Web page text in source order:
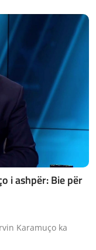
i ashpër: Bie për
Karamuço ka